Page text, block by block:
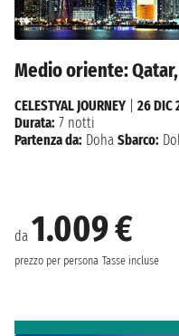
Medio oriente:
da 1.009 €
prezzo per persona Tasse incluse
CELESTYAL JOURNEY
26 DIC
Durata: 7 notti
Partenza da: Doha Sbarco: